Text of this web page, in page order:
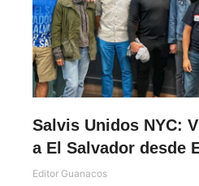
Salvis Unidos NYC:
a El Salvador desde
Editor Guanacos